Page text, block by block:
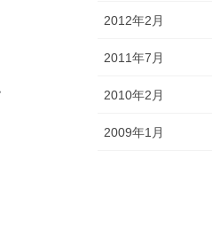
2012年2月
2011年7月
2010年2月
2009年1月